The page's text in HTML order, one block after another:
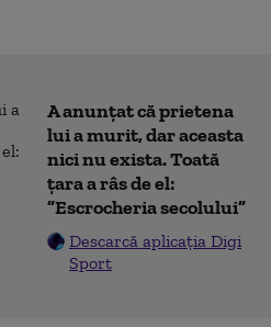
A anunțat că prietena
lui a murit, dar aceasta
nici nu exista. Toată
țara a râs de el:
”Escrocheria secolului”
Descarcă aplicația Digi
Sport